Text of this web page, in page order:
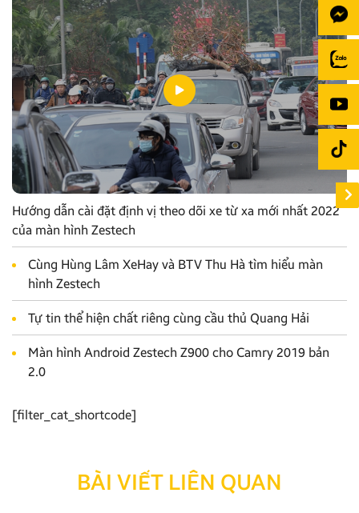
Hướng dẫn cài đặt định vị theo dõi xe từ xa mới nhất 2022
của màn hình Zestech
Cùng Hùng Lâm XeHay và BTV Thu Hà tìm hiểu màn
hình Zestech
Tự tin thể hiện chất riêng cùng cầu thủ Quang Hải
Màn hình Android Zestech Z900 cho Camry 2019 bản
2.0
[filter_cat_shortcode]
BÀI VIẾT LIÊN QUAN